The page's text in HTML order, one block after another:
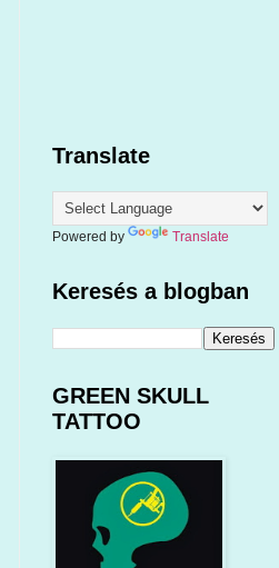
Translate
Powered by Translate
Keresés a blogban
GREEN SKULL
TATTOO